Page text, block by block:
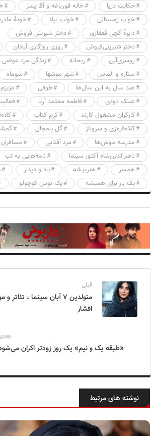
حکایت دریا
خاله قورباغه و آقا پسر
خواب زمستانی
خواب لیلا
خونهٔ
دایرهٔ گچی قفقازی
دختر شیرینی فروش
دختر شیرینی‌فروش
روزی روزگاری آبادان
روسری‌آبی
ریحانه زندگی مرد عوضی
ستاره و الماس
شهر موشها
شوماه
صد سال به این سال‌ها
طوقی
عینک دودی
فاطمه معتمد آریا
کارگران مشغول کارند
کرم کتاب
کلاه‌قرمزی و سروناز
گل پامچال
مدرسه موش‌ها
مرد آفتابی مسافران
ناصرالدین‌شاه آکتور سینما
نامه‌هایی به تب
همسر
هنرپیشه یاد و دیدار
یک بار برای همیشه
یک بوس کوچولو
قبلی
متولدین ۷ آبان سینما ،
افشار
«طبقه یک و نیم» یک روز زودتر اکران
نوشته های مرتبط